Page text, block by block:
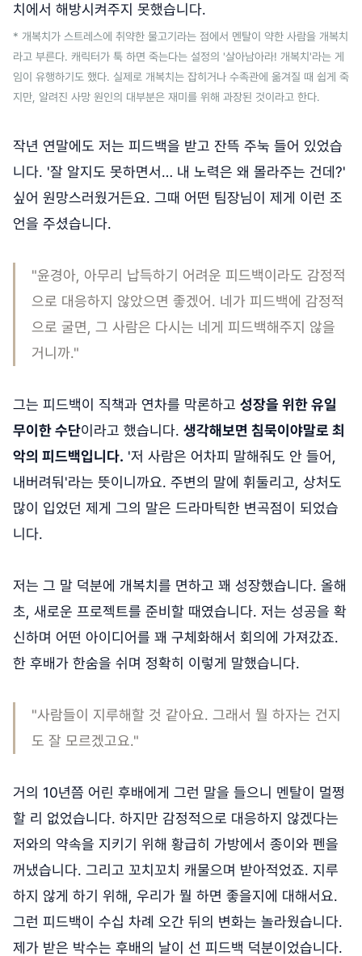
치에서 해방시켜주지 못했습니다.
* 개복치가 스트레스에 취약한 물고기라는 점에서 멘탈이 약한 사람을 개복치
라고 부른다. 캐릭터가 툭 하면 죽는다는 설정의 '살아남아라! 개복치'라는 게
임이 유행하기도 했다. 실제로 개복치는 잡히거나 수족관에 옮겨질 때 쉽게 죽
지만, 알려진 사망 원인의 대부분은 재미를 위해 과장된 것이라고 한다.
작년 연말에도 저는 피드백을 받고 잔뜩 주눅 들어 있었습
니다. '잘 알지도 못하면서… 내 노력은 왜 몰라주는 건데?'
싶어 원망스러웠거든요. 그때 어떤 팀장님이 제게 이런 조
언을 주셨습니다.
"윤경아, 아무리 납득하기 어려운 피드백이라도 감정적
으로 대응하지 않았으면 좋겠어. 네가 피드백에 감정적
으로 굴면, 그 사람은 다시는 네게 피드백해주지 않을
거니까."
그는 피드백이 직책과 연차를 막론하고 성장을 위한 유일
무이한 수단이라고 했습니다. 생각해보면 침묵이야말로 최
악의 피드백입니다. '저 사람은 어차피 말해줘도 안 들어,
내버려둬'라는 뜻이니까요. 주변의 말에 휘둘리고, 상처도
많이 입었던 제게 그의 말은 드라마틱한 변곡점이 되었습
니다.
저는 그 말 덕분에 개복치를 면하고 꽤 성장했습니다. 올해
초, 새로운 프로젝트를 준비할 때였습니다. 저는 성공을 확
신하며 어떤 아이디어를 꽤 구체화해서 회의에 가져갔죠.
한 후배가 한숨을 쉬며 정확히 이렇게 말했습니다.
"사람들이 지루해할 것 같아요. 그래서 뭘 하자는 건지
도 잘 모르겠고요."
거의 10년쯤 어린 후배에게 그런 말을 들으니 멘탈이 멀쩡
할 리 없었습니다. 하지만 감정적으로 대응하지 않겠다는
저와의 약속을 지키기 위해 황급히 가방에서 종이와 펜을
꺼냈습니다. 그리고 꼬치꼬치 캐물으며 받아적었죠. 지루
하지 않게 하기 위해, 우리가 뭘 하면 좋을지에 대해서요.
그런 피드백이 수십 차례 오간 뒤의 변화는 놀라웠습니다.
제가 받은 박수는 후배의 날이 선 피드백 덕분이었습니다.